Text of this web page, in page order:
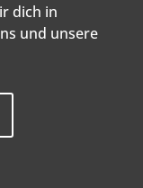
dich in
und unsere